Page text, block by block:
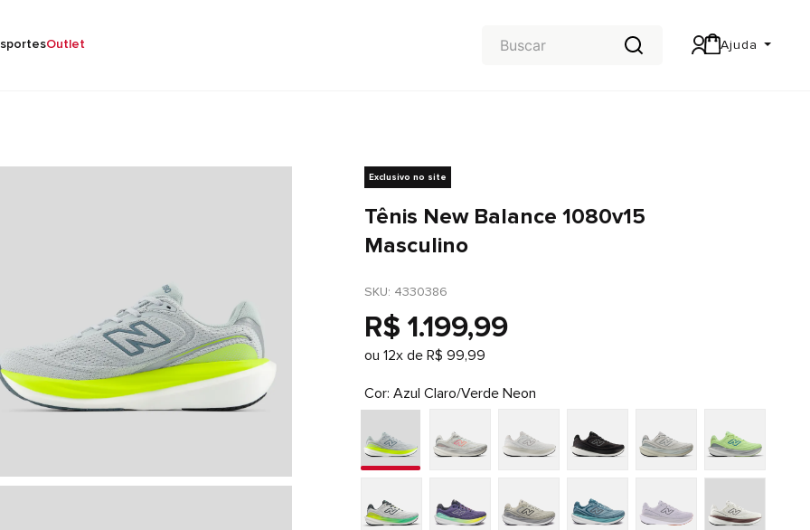
Outlet Ajuda
Exclusivo no site
Tênis New Balance 1080v15
Masculino
SKU: 4330386
R$ 1.199,99
ou12x deR$ 99,99
Cor Azul Claro/Verde Neon